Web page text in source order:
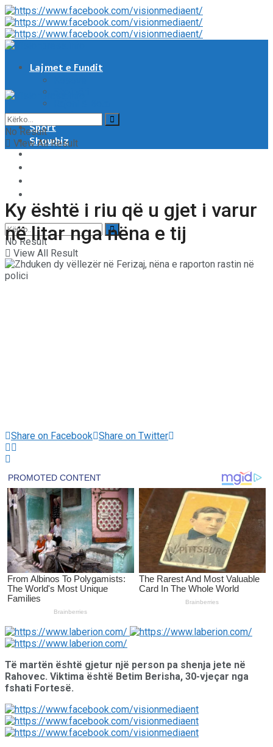
Lajmet e Fundit
Moti
Sport
Showbiz
No Result
View All Result
No Result
View All Result
Ky është i riu që u gjet i varur
në litar nga nëna e tij
Share on Facebook Share on Twitter
Të martën është gjetur një person pa shenja jete në
Rahovec. Viktima është Betim Berisha, 30-vjeçar nga
fshati Fortesë.